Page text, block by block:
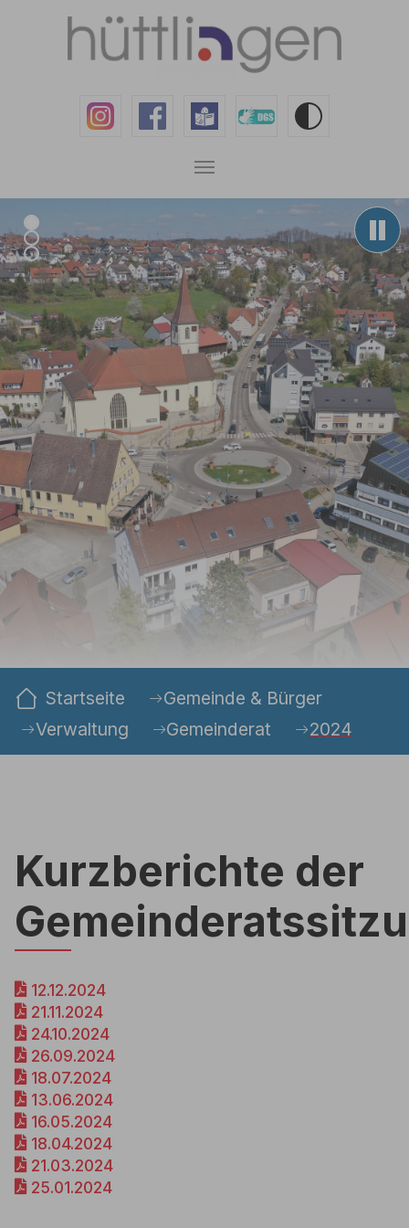
Zum Hauptinhalt springen
Startseite
Gemeinde & Bürger
Verwaltung
Gemeinderat 2024
Kurzberichte der
12.12.2024
21.11.2024
24.10.2024
26.09.2024
18.07.2024
13.06.2024
16.05.2024
18.04.2024
21.03.2024
25.01.2024